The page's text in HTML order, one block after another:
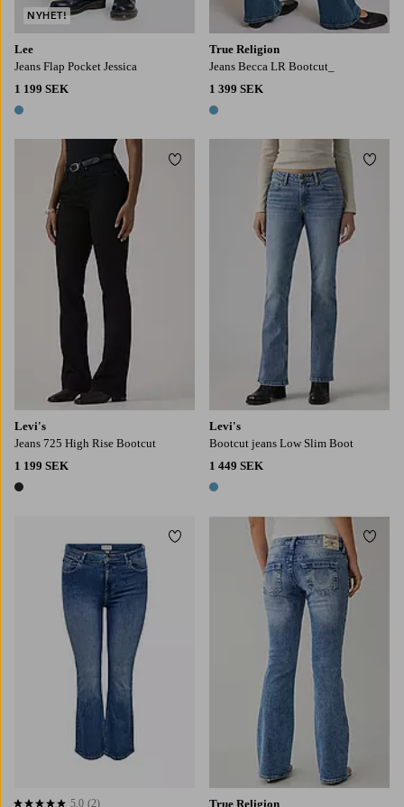
Lee
Jeans Flap Pocket Jessica
1 199 SEK
1 färg
NYHET!
True Religion
Jeans Becca LR Bootcut_
1 399 SEK
1 färg
Levi's
Jeans 725 High Rise Bootcut
1 199 SEK
1 färg
Lägg till i favoriter
Levi's
Bootcut jeans Low Slim Boot
1 449 SEK
1 färg
5,0 (2)
Lägg till i favoriter
True Religion